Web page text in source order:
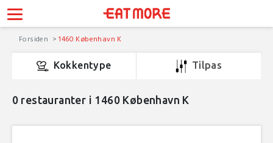
Forsiden 1460 København K
Kokkentype Tilpas
0 restauranter i 1460 København K